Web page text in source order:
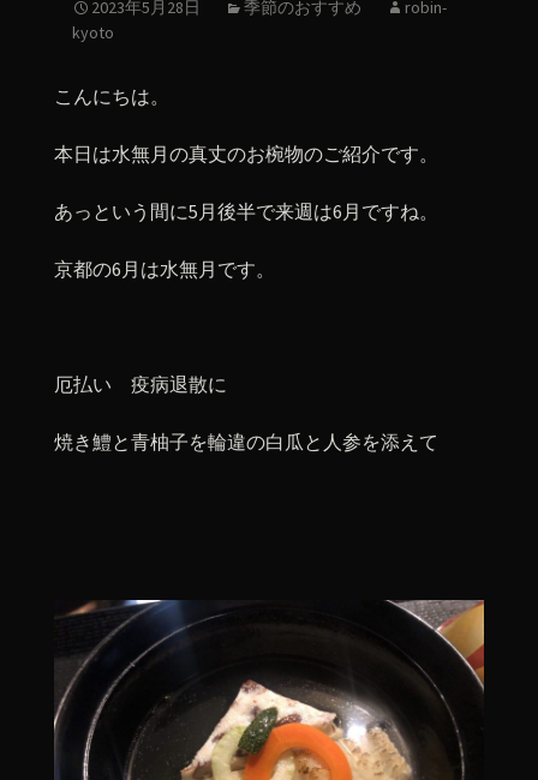
2023年5月28日 季節のおすすめ
robin-
kyoto
こんにちは。
本日は水無月の真丈のお椀物のご紹介です。
あっという間に5月後半で来週は6月ですね。
京都の6月は水無月です。
厄払い 疫病退散に
焼き鱧と青柚子を輪違の白瓜と人参を添えて